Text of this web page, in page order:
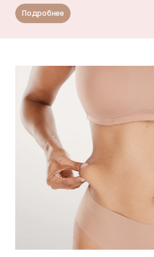
Подробнее